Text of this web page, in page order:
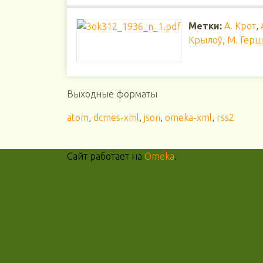
Метки: А. Крот,
Крылоў, М.
Выходные форматы
atom, dcmes-xml, json, omeka-xml, rss2
Сайт работает на Omeka.